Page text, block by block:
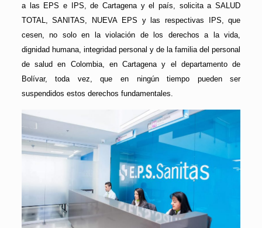
a las EPS e IPS, de Cartagena y el país, solicita a SALUD
TOTAL, SANITAS, NUEVA EPS y las respectivas IPS, que
cesen, no solo en la violación de los derechos a la vida,
dignidad humana, integridad personal y de la familia del personal
de salud en Colombia, en Cartagena y el departamento de
Bolívar, toda vez, que en ningún tiempo pueden ser
suspendidos estos derechos fundamentales.